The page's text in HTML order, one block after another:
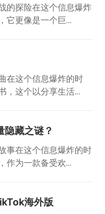
的探险在这个信息爆炸
它更像是一个巨...
在这个信息爆炸的时
，这个以分享生活...
隐藏之谜？
事在这个信息爆炸的时
作为一款备受欢...
海外版